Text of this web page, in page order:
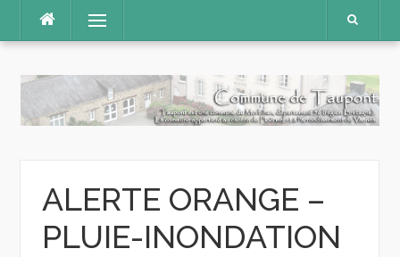
contenu
Menu
ALERTE ORANGE –
PLUIE-INONDATION